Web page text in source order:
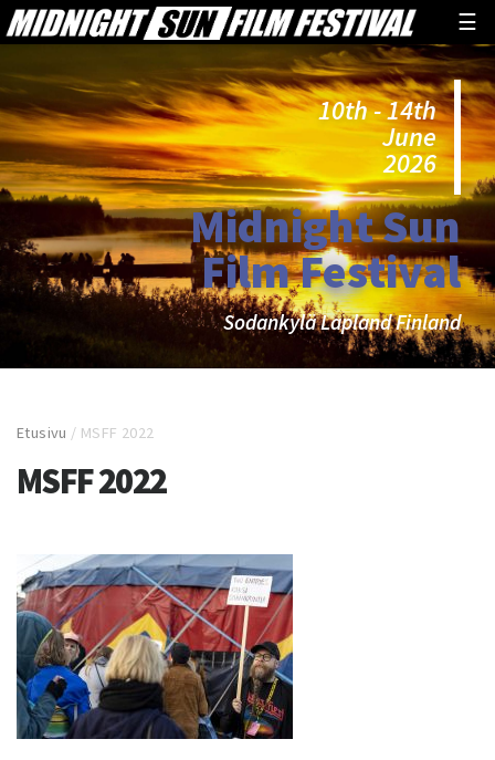
☰
10th - 14th
June
2026
Midnight Sun
Film Festival
Sodankylä Lapland Finland
Etusivu / MSFF 2022
MSFF 2022